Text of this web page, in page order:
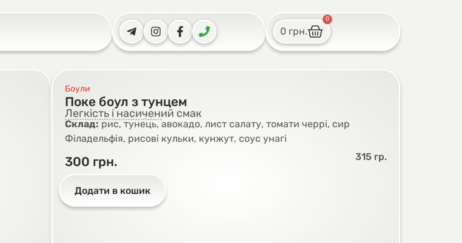
0 грн.
0
Боули
Поке боул з тунцем
Легкість і насичений смак
Склад:рис, тунець, авокадо, лист салату, томати черрі, сир
Філадельфія, рисові кульки, кунжут, соус унагі
300 грн. 315 гр.
Додати в кошик